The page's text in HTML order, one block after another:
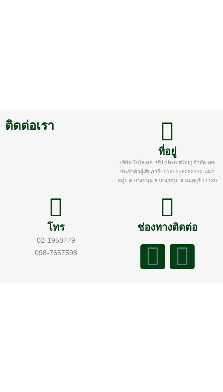
ติดต่อเรา
ที่อยู่
บริษัท ไบโอเทค กรุ๊ป (ประเทศไทย) จำกัด เลข
ประจำตัวผู้เสียภาษี: 0125558022310 74/1
หมู่1 ต.บางขนุน อ.บางกรวย จ.นนทบุรี 11130
โทร
02-1958779
098-7657598
ช่องทางติดต่อ